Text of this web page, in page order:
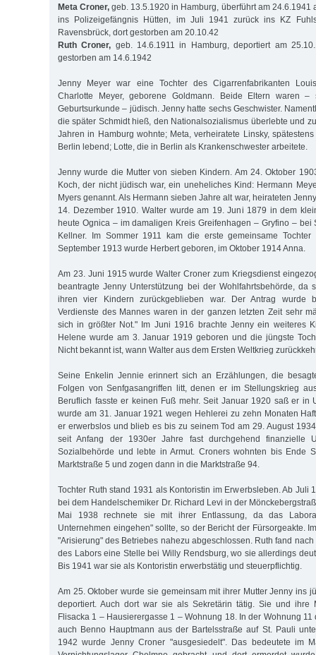
Meta Croner, geb. 13.5.1920 in Hamburg, überführt am 24.6.1941
ins Polizeigefängnis Hütten, im Juli 1941 zurück ins KZ
Ravensbrück, dort gestorben am 20.10.42
Ruth Croner, geb. 14.6.1911 in Hamburg, deportiert am
gestorben am 14.6.1942
Jenny Meyer war eine Tochter des Cigarrenfabrikanten
Charlotte Meyer, geborene Goldmann. Beide Eltern waren
Geburtsurkunde – jüdisch. Jenny hatte sechs Geschwister.
die später Schmidt hieß, den Nationalsozialismus überlebte und
Jahren in Hamburg wohnte; Meta, verheiratete Linsky,
Berlin lebend; Lotte, die in Berlin als Krankenschwester arbeitete.
Jenny wurde die Mutter von sieben Kindern. Am 24. Oktober
Koch, der nicht jüdisch war, ein uneheliches Kind: Hermann
Myers genannt. Als Hermann sieben Jahre alt war, heirateten
14. Dezember 1910. Walter wurde am 19. Juni 1879 in dem
heute Ognica – im damaligen Kreis Greifenhagen – Gryfino – bei
Kellner. Im Sommer 1911 kam die erste gemeinsame
September 1913 wurde Herbert geboren, im Oktober 1914 Anna.
Am 23. Juni 1915 wurde Walter Croner zum Kriegsdienst
beantragte Jenny Unterstützung bei der Wohlfahrtsbehörde, da
ihren vier Kindern zurückgeblieben war. Der Antrag wurde
Verdienste des Mannes waren in der ganzen letzten Zeit sehr
sich in größter Not." Im Juni 1916 brachte Jenny ein weiteres
Helene wurde am 3. Januar 1919 geboren und die jüngste
Nicht bekannt ist, wann Walter aus dem Ersten Weltkrieg
Seine Enkelin Jennie erinnert sich an Erzählungen, die
Folgen von Senfgasangriffen litt, denen er im Stellungskrieg
Beruflich fasste er keinen Fuß mehr. Seit Januar 1920 saß er in
wurde am 31. Januar 1921 wegen Hehlerei zu zehn Monaten
er erwerbslos und blieb es bis zu seinem Tod am 29. August
seit Anfang der 1930er Jahre fast durchgehend finanzielle
Sozialbehörde und lebte in Armut. Croners wohnten bis Ende
Marktstraße 5 und zogen dann in die Marktstraße 94.
Tochter Ruth stand 1931 als Kontoristin im Erwerbsleben. Ab Juli
bei dem Handelschemiker Dr. Richard Levi in der
Mai 1938 rechnete sie mit ihrer Entlassung, da das
Unternehmen eingehen" sollte, so der Bericht der Fürsorgeakte.
"Arisierung" des Betriebes nahezu abgeschlossen. Ruth fand
des Labors eine Stelle bei Willy Rendsburg, wo sie allerdings
Bis 1941 war sie als Kontoristin erwerbstätig und steuerpflichtig.
Am 25. Oktober wurde sie gemeinsam mit ihrer Mutter Jenny ins
deportiert. Auch dort war sie als Sekretärin tätig. Sie und ihre
Flisacka 1 – Hausierergasse 1 – Wohnung 18. In der Wohnung
auch Benno Hauptmann aus der Bartelsstraße auf St. Pauli
1942 wurde Jenny Croner "ausgesiedelt". Das bedeutete im